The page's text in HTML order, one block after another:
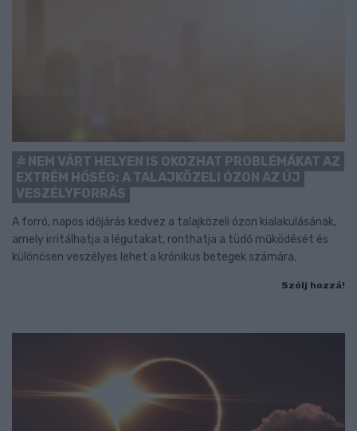
NEM VÁRT HELYEN IS OKOZHAT PROBLÉMÁKAT AZ
EXTRÉM HŐSÉG: A TALAJKÖZELI ÓZON AZ ÚJ
VESZÉLYFORRÁS
A forró, napos időjárás kedvez a talajközeli ózon kialakulásának,
amely irritálhatja a légutakat, ronthatja a tüdő működését és
különösen veszélyes lehet a krónikus betegek számára.
Szólj hozzá!